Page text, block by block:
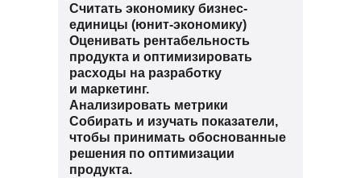
Считать экономику бизнес-
единицы (юнит-экономику)
Оценивать рентабельность
продукта и оптимизировать
расходы на разработку
и маркетинг.
Анализировать метрики
Собирать и изучать показатели,
чтобы принимать обоснованные
решения по оптимизации
продукта.